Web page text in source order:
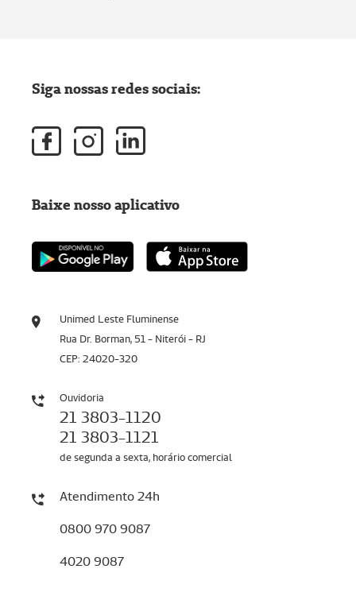
Unimed Leste Fluminense
Rua Dr. Borman, 51 - Niterói - RJ
CEP: 24020-320
Ouvidoria
21 3803-1120
21 3803-1121
de segunda a sexta, horário comercial
Atendimento 24h
0800 970 9087
4020 9087
Siga nossas redes sociais:
Baixe nosso aplicativo